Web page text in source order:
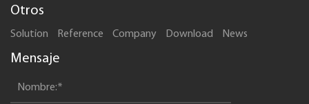
Otros
Solution Reference Company Download News
Mensaje